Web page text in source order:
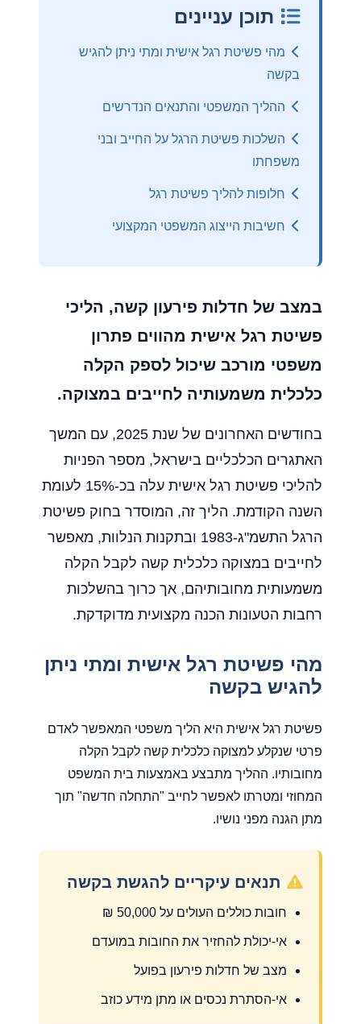
תוכן עניינים
מהי פשיטת רגל אישית ומתי ניתן להגיש
בקשה
ההליך המשפטי והתנאים הנדרשים
השלכות פשיטת הרגל על החייב ובני
משפחתו
חלופות להליך פשיטת רגל
חשיבות הייצוג המשפטי המקצועי
במצב של חדלות פירעון קשה, הליכי
פשיטת רגל אישית מהווים פתרון
משפטי מורכב שיכול לספק הקלה
כלכלית משמעותיה לחייבים במצוקה.
בחודשים האחרונים של שנת 2025, עם המשך
האתגרים הכלכליים בישראל, מספר הפניות
להליכי פשיטת רגל אישית עלה בכ-15% לעומת
השנה הקודמת. הליך זה, המוסדר בחוק פשיטת
הרגל התשמ"ג-1983 ובתקנות הנלוות, מאפשר
לחייבים במצוקה כלכלית קשה לקבל הקלה
משמעותית מחובותיהם, אך כרוך בהשלכות
רחבות הטעונות הכנה מקצועית מדוקדקת.
מהי פשיטת רגל אישית ומתי ניתן
להגיש בקשה
פשיטת רגל אישית היא הליך משפטי המאפשר לאדם
פרטי שנקלע למצוקה כלכלית קשה לקבל הקלה
מחובותיו. ההליך מתבצע באמצעות בית המשפט
המחוזי ומטרתו לאפשר לחייב "התחלה חדשה" תוך
מתן הגנה מפני נושיו.
תנאים עיקריים להגשת בקשה
חובות כוללים העולים על 50,000 ₪
אי-יכולת להחזיר את החובות במועדם
מצב של חדלות פירעון בפועל
אי-הסתרת נכסים או מתן מידע כוזב